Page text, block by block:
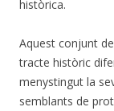
històrica.
Aquest conjunt
tracte històric
menystingut la
semblants de